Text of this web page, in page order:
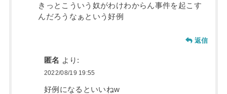
きっとこういう奴がわけわからん事件を起こす
んだろうなぁという好例
返信
匿名 より:
2022/08/19 19:55
好例になるといいねw